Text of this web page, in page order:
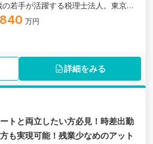
若手が活躍する税理士法人。東京支
なメンバーを募集しています。
万円
詳細をみる
トと両立したい方必見！時差出勤
も実現可能！残業少なめのアット